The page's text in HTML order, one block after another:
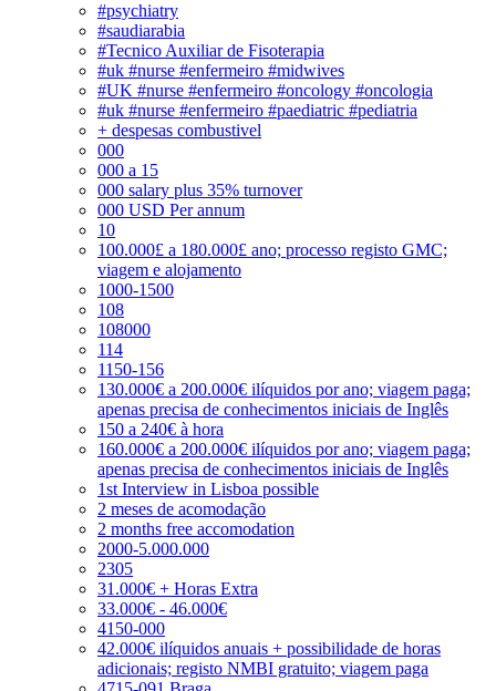
#psychiatry
#saudiarabia
#Tecnico Auxiliar de Fisoterapia
#uk #nurse #enfermeiro #midwives
#UK #nurse #enfermeiro #oncology #oncologia
#uk #nurse #enfermeiro #paediatric #pediatria
+ despesas combustivel
000
000 a 15
000 salary plus 35% turnover
000 USD Per annum
10
100.000£ a 180.000£ ano; processo registo GMC;
viagem e alojamento
1000-1500
108
108000
114
1150-156
130.000€ a 200.000€ ilíquidos por ano; viagem paga;
apenas precisa de conhecimentos iniciais de Inglês
150 a 240€ à hora
160.000€ a 200.000€ ilíquidos por ano; viagem paga;
apenas precisa de conhecimentos iniciais de Inglês
1st Interview in Lisboa possible
2 meses de acomodação
2 months free accomodation
2000-5.000.000
2305
31.000€ + Horas Extra
33.000€ - 46.000€
4150-000
42.000€ ilíquidos anuais + possibilidade de horas
adicionais; registo NMBI gratuito; viagem paga